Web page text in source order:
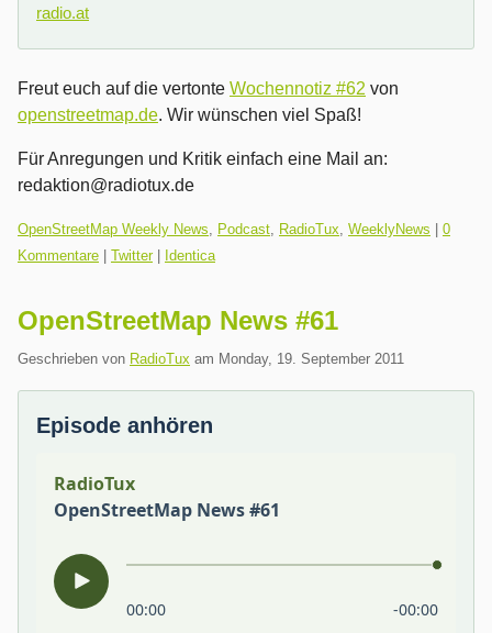
radio.at
Freut euch auf die vertonte Wochennotiz #62 von
openstreetmap.de. Wir wünschen viel Spaß!
Für Anregungen und Kritik einfach eine Mail an:
redaktion@radiotux.de
Kategorien:
OpenStreetMap Weekly News Podcast RadioTux WeeklyNews
0
Kommentare
Twitter| Identica
OpenStreetMap News #61
Geschrieben von RadioTux am Monday, 19. September 2011
Episode anhören